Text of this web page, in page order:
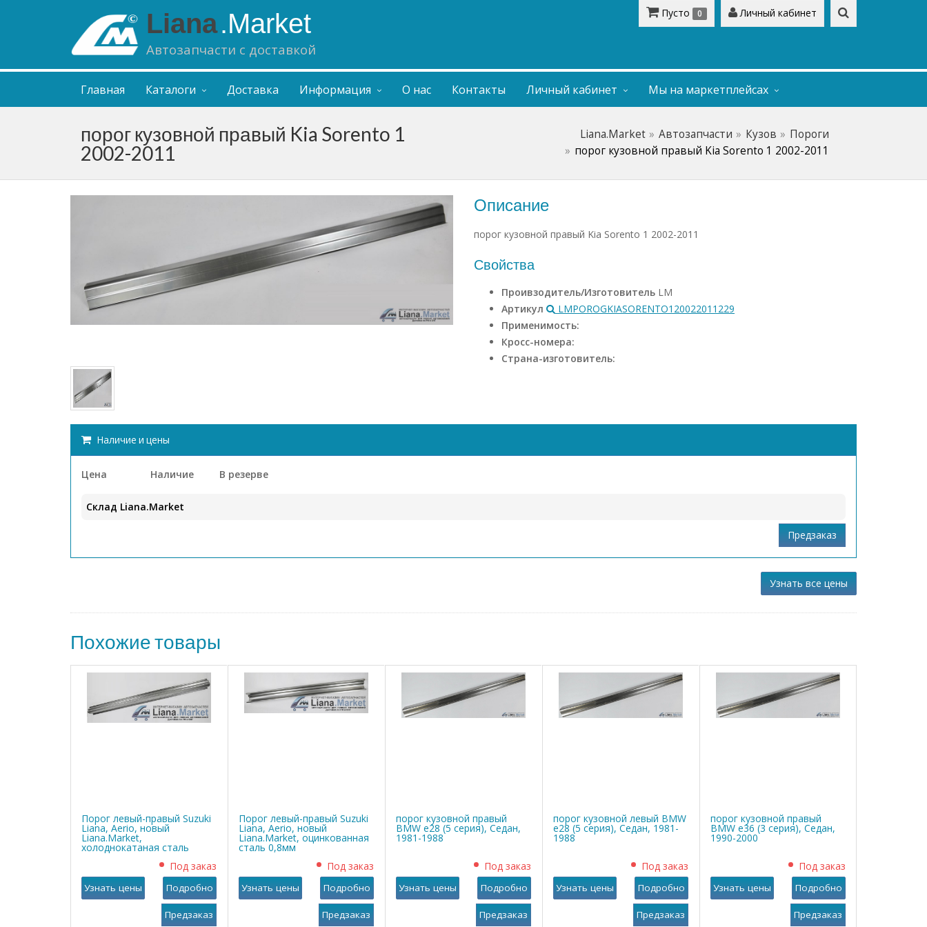
Liana.Market
Автозапчасти с доставкой
Пусто 0 Личный кабинет
Главная Каталоги Доставка Информация О нас Контакты Личный кабинет Мы на маркетплейсах
порог кузовной правый Kia Sorento 1
2002-2011
Liana.Market Автозапчасти Кузов
Пороги
порог кузовной правый Kia Sorento 1 2002-2011
Описание
порог кузовной правый Kia Sorento 1 2002-2011
Свойства
Проивзодитель/Изготовитель LM
Артикул
LMPOROGKIASORENTO120022011229
Применимость:
Кросс-номера:
Страна-изготовитель:
Наличие и цены
Цена Наличие В резерве
Склад Liana.Market
Узнать все цены
Похожие товары
Порог левый-правый Suzuki
Liana, Aerio, новый
Liana.Market,
холоднокатаная сталь
0,8мм
Под заказ
Узнать цены Подробно
Порог левый-правый Suzuki
Liana, Aerio, новый
Liana.Market, оцинкованная
сталь 0,8мм
Под заказ
Узнать цены Подробно
порог кузовной правый
BMW е28 (5 серия), Седан,
1981-1988
Под заказ
Узнать цены Подробно
порог кузовной левый BMW
е28 (5 серия), Седан, 1981-
1988
Под заказ
Узнать цены Подробно
порог кузовной правый
BMW е36 (3 серия), Седан,
1990-2000
Под заказ
Узнать цены Подробно